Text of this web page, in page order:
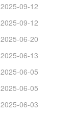
2025-09-12
2025-09-12
2025-06-20
2025-06-13
2025-06-05
2025-06-05
2025-06-03